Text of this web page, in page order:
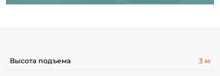
Высота подъема 3 м